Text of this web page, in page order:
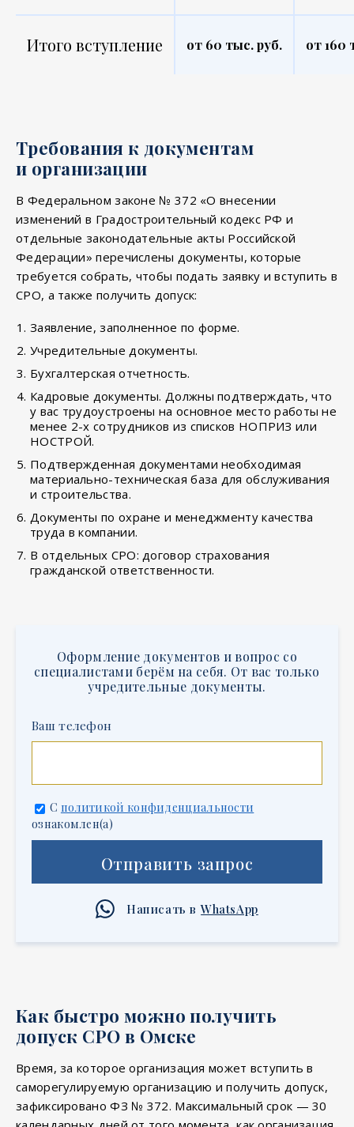
Итого вступление от 60 тыс. руб. от 160
Требования к документам
и организации
В Федеральном законе № 372 «О внесении
изменений в Градостроительный кодекс РФ и
отдельные законодательные акты Российской
Федерации» перечислены документы, которые
требуется собрать, чтобы подать заявку и вступить в
СРО, а также получить допуск:
Заявление, заполненное по форме.
Учредительные документы.
Бухгалтерская отчетность.
Кадровые документы. Должны подтверждать, что
у вас трудоустроены на основное место работы не
менее 2-х сотрудников из списков НОПРИЗ или
НОСТРОЙ.
Подтвержденная документами необходимая
материально-техническая база для обслуживания
и строительства.
Документы по охране и менеджменту качества
труда в компании.
В отдельных СРО: договор страхования
гражданской ответственности.
Оформление документов и вопрос со
специалистами берём на себя. От вас только
учредительные документы.
Ваш телефон
С политикой конфиденциальности
ознакомлен(а)
Отправить запрос
Написать в WhatsApp
Как быстро можно получить
допуск СРО в Омске
Время, за которое организация может вступить в
саморегулируемую организацию и получить допуск,
зафиксировано ФЗ № 372. Максимальный срок — 30